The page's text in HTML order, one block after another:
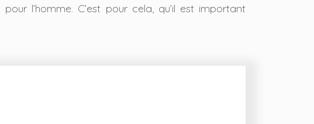
l’homme. C’est pour cela, qu’il est important